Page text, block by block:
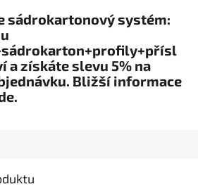
sádrokartonový systém:
a získáte slevu 5% na
Bližší informace